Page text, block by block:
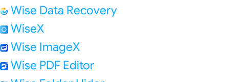
Wise Data Recovery
WiseX
Wise ImageX
Wise PDF Editor